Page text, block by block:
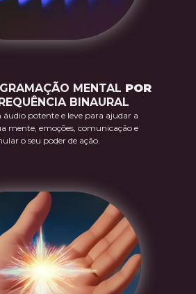
MENTAL POR
BINAURAL
potente e leve para ajudar a
mente, emoções, comunicação e
o seu poder de ação.